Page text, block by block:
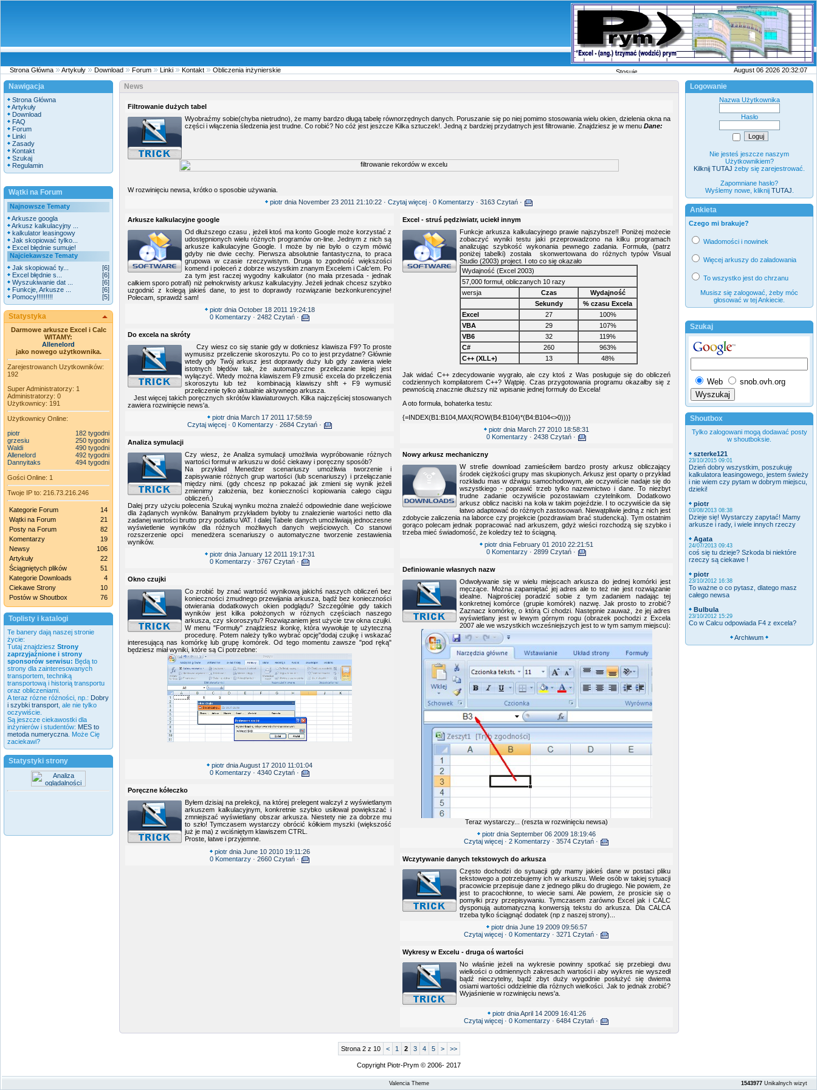
Strona Główna Artykuły Download Forum Linki Kontakt Obliczenia inżynierskie Stosujemy pliki cookies August 06 2026 20:32:07
Nawigacja
Strona Główna
Artykuły
Download
FAQ
Forum
Linki
Zasady
Kontakt
Szukaj
Regulamin
Wątki na Forum
Najnowsze Tematy
Arkusze googla
Arkusz kalkulacyjny ...
kalkulator leasingowy
Jak skopiować tylko...
Excel błędnie sumuje!
Najciekawsze Tematy
Jak skopiować ty...
[6]
Excel błędnie s...
[6]
Wyszukiwanie dat ...
[6]
Funkcje, Arkusze ...
[6]
Pomocy!!!!!!!!!
[5]
Statystyka
Darmowe arkusze Excel i Calc
WITAMY:
Allenelord
jako nowego użytkownika.
Zarejestrowanch Uzytkowników:
192
Super Administratorzy: 1
Administratorzy: 0
Użytkownicy: 191
Użytkownicy Online:
piotr
182 tygodni
grzesiu
250 tygodni
Waldi
490 tygodni
Allenelord
492 tygodni
Dannyitaks
494 tygodni
Gości Online: 1
Twoje IP to: 216.73.216.246
Kategorie Forum
14
Wątki na Forum
21
Posty na Forum
82
Komentarzy
19
Newsy
106
Artykuły
22
Ściągniętych plików
51
Kategorie Downloads
4
Ciekawe Strony
10
Postów w Shoutbox
76
Toplisty i katalogi
Te banery dają naszej stronie
życie:
Tutaj znajdziesz Strony
zaprzyjaźnione i strony
sponsorów serwisu: Będą to
strony dla zainteresowanych
transportem, techniką
transportową i historią transportu
oraz obliczeniami.
A teraz rózne różności, np.: Dobry
i szybki transport , ale nie tylko
oczywiście.
Są jeszcze ciekawostki dla
inżynierów i studentów: MES to
metoda numeryczna . Może Cię
zaciekawi?
Statystyki strony
News
Filtrowanie dużych tabel
Wyobraźmy sobie(chyba nietrudno), że mamy bardzo długą tabelę równorzędnych danych. Poruszanie się po niej pomimo stosowania wielu okien, dzielenia okna na
części i włączenia śledzenia jest trudne. Co robić? No cóż jest jeszcze Kilka sztuczek!. Jedną z bardziej przydatnych jest filtrowanie. Znajdziesz je w menu Dane:
W rozwinięciu newsa, krótko o sposobie używania.
piotr dnia November 23 2011 21:10:22 · Czytaj więcej · 0 Komentarzy · 3163 Czytań ·
Arkusze kalkulacyjne google
Od dłuższego czasu , jeżeli ktoś ma konto Google może korzystać z
udostępnionych wielu różnych programów on-line. Jednym z nich są
arkusze kalkulacyjne Google. I może by nie było o czym mówić
gdyby nie dwie cechy. Pierwsza absolutnie fantastyczna, to praca
grupowa w czasie rzeczywistym. Druga to zgodność większości
komend i poleceń z dobrze wszystkim znanym Excelem i Calc'em. Po
za tym jest raczej wygodny kalkulator (no mała przesada - jednak
całkiem sporo potrafi) niż pełnokrwisty arkusz kalkulacyjny. Jeżeli jednak chcesz szybko
uzgodnić z kolegą jakieś dane, to jest to doprawdy rozwiązanie bezkonkurencyjne!
Polecam, sprawdź sam!
piotrdnia October 18 2011 19:24:18
0 Komentarzy· 2482 Czytań ·
Do excela na skróty
Czy wiesz co się stanie gdy w dotkniesz klawisza F9? To proste
wymusisz przeliczenie skoroszytu. Po co to jest przydatne? Głównie
wtedy gdy Twój arkusz jest doprawdy duży lub gdy zawiera wiele
istotnych błędów tak, że automatyczne przeliczanie lepiej jest
wyłączyć. Wtedy można klawiszem F9 zmusić excela do przeliczenia
skoroszytu lub też kombinacją klawiszy shft + F9 wymusić
przeliczenie tylko aktualnie aktywnego arkusza.
Jest więcej takich poręcznych skrótów klawiaturowych. Kilka najczęściej stosowanych
zawiera rozwinięcie news'a.
piotr dnia March 17 2011 17:58:59
Czytaj więcej· 0 Komentarzy· 2684 Czytań ·
Analiza symulacji
Czy wiesz, że Analiza symulacji umożliwia wypróbowanie różnych
wartości formuł w arkuszu w dość ciekawy i poręczny sposób?
Na przykład Menedżer scenariuszy umożliwia tworzenie i
zapisywanie różnych grup wartości (lub scenariuszy) i przełączanie
między nimi. (gdy chcesz np pokazać jak zmieni się wynik jeżeli
zmienimy założenia, bez konieczności kopiowania całego ciągu
obliczeń.)
Dalej przy użyciu polecenia Szukaj wyniku można znaleźć odpowiednie dane wejściowe
dla żądanych wyników. Banalnym przykładem byłoby tu znalezienie wartości netto dla
zadanej wartości brutto przy podatku VAT. I dalej Tabele danych umożliwiają jednoczesne
wyświetlenie wyników dla różnych możliwych danych wejściowych. Co stanowi
rozszerzenie opci menedżera scenariuszy o automatyczne tworzenie zestawienia
wyników.
piotrdnia January 12 2011 19:17:31
0 Komentarzy· 3767 Czytań ·
Okno czujki
Co zrobić by znać wartość wynikową jakichś naszych obliczeń bez
konieczności żmudnego przewijania arkusza, bądź bez konieczności
otwierania dodatkowych okien podglądu? Szczególnie gdy takich
wyników jest kilka położonych w różnych częściach naszego
arkusza, czy skoroszytu? Rozwiązaniem jest użycie tzw okna czujki.
W menu "Formuły" znajdziesz ikonkę, która wywołuje tę użyteczną
procedurę. Potem należy tylko wybrać opcję"dodaj czujkę i wskazać
interesującą nas komórkę lub grupę komórek. Od tego momentu zawsze "pod ręką"
będziesz miał wyniki, które są Ci potrzebne:
piotr dnia August 17 2010 11:01:04
0 Komentarzy· 4340 Czytań ·
Poręczne kółeczko
Byłem dzisiaj na prelekcji, na której prelegent walczył z wyświetlanym
arkuszem kalkulacyjnym, konkretnie szybko usiłował powiększać i
zmniejszać wyświetlany obszar arkusza. Niestety nie za dobrze mu
to szło! Tymczasem wystarczy obrócić kółkiem myszki (większość
już je ma) z wciśniętym klawiszem CTRL.
Proste, łatwe i przyjemne.
piotrdnia June 10 2010 19:11:26
0 Komentarzy· 2660 Czytań ·
Excel - struś pędziwiatr, uciekł innym
Funkcje arkusza kalkulacyjnego prawie najszybsze!! Poniżej możecie
zobaczyć wyniki testu jaki przeprowadzono na kilku programach
analizując szybkość wykonania pewnego zadania. Formuła, (patrz
poniżej tabelki) została skonwertowana do różnych typów Visual
Studio (2003) project. I oto co się okazało
Wydajność (Excel 2003)
57,000 formuł, obliczanych 10 razy
wersja
Czas
Wydajność
Sekundy
% czasu Excela
Excel
27
100%
VBA
29
107%
VB6
32
119%
C#
260
963%
C++ (XLL+)
13 48%
Jak widać C++ zdecydowanie wygrało, ale czy ktoś z Was posługuje się do obliczeń
codziennych kompilatorem C++? Wątpię. Czas przygotowania programu okazałby się z
pewnością znacznie dłuższy niż wpisanie jednej formuły do Excela!
A oto formuła, bohaterka testu:
{=INDEX(B1:B104,MAX(ROW(B4:B104)*(B4:B104<>0)))}
piotr dnia March 27 2010 18:58:31
0 Komentarzy · 2438 Czytań ·
Nowy arkusz mechaniczny
W strefie download zamieściłem bardzo prosty arkusz obliczający
środek ciężkości grupy mas skupionych. Arkusz jest oparty o przykład
rozkładu mas w dźwigu samochodowym, ale oczywiście nadaje się do
wszystkiego - poprawić trzeb tylko nazewnictwo i dane. To niezbyt
trudne zadanie oczywiście pozostawiam czytelnikom. Dodatkowo
arkusz oblicz naciski na koła w takim pojeździe. I to oczywiście da się
łatwo adaptować do różnych zastosowań. Niewątpliwie jedną z nich jest
zdobycie zaliczenia na laborce czy projekcie (pozdrawiam brać studencką). Tym ostatnim
gorąco polecam jednak popracować nad arkuszem, gdyż wieści rozchodzą się szybko i
trzeba mieć świadomość, że koledzy też to ściągną.
piotr dnia February 01 2010 22:21:51
0 Komentarzy · 2899 Czytań ·
Definiowanie własnych nazw
Odwoływanie się w wielu miejscach arkusza do jednej komórki jest
męczące. Można zapamiętać jej adres ale to też nie jest rozwiązanie
idealne. Najprościej poradzić sobie z tym zadaniem nadając tej
konkretnej komórce (grupie komórek) nazwę. Jak prosto to zrobić?
Zaznacz komórkę, o którą Ci chodzi. Następnie zauważ, że jej adres
wyświetlany jest w lewym górnym rogu (obrazek pochodzi z Excela
2007 ale we wszystkich wcześniejszych jest to w tym samym miejscu):
Teraz wystarczy... (reszta w rozwinięciu newsa)
piotr dnia September 06 2009 18:19:46
Czytaj więcej · 2 Komentarzy · 3574 Czytań ·
Wczytywanie danych tekstowych do arkusza
Często dochodzi do sytuacji gdy mamy jakieś dane w postaci pliku
tekstowego a potrzebujemy ich w arkuszu. Wiele osób w takiej sytuacji
pracowicie przepisuje dane z jednego pliku do drugiego. Nie powiem, że
jest to pracochłonne, to wiecie sami. Ale powiem, że prosicie się o
pomyłki przy przepisywaniu. Tymczasem zarówno Excel jak i CALC
dysponują automatyczną konwersją tekstu do arkusza. Dla CALCA
trzeba tylko ściągnąć dodatek (np z naszej strony)...
piotrdnia June 19 2009 09:56:57
Czytaj więcej · 0 Komentarzy · 3271 Czytań ·
Wykresy w Excelu - druga oś wartości
No właśnie jeżeli na wykresie powinny spotkać się przebiegi dwu
wielkości o odmiennych zakresach wartości i aby wykres nie wyszedł
bądź nieczytelny, bądź zbyt duży wygodnie posłużyć się dwiema
osiami wartości oddzielnie dla różnych wielkości. Jak to jednak zrobić?
Wyjaśnienie w rozwinięciu news'a.
piotrdnia April 14 2009 16:41:26
Czytaj więcej · 0 Komentarzy · 6484 Czytań ·
Strona 2 z 10 < 1 2 3 4 5 > >>
Logowanie
Nazwa Użytkownika
Hasło
Nie jesteś jeszcze naszym
Użytkownikiem?
Kilknij TUTAJ żeby się zarejestrować.
Zapomniane hasło?
Wyślemy nowe, kliknij TUTAJ
Ankieta
Czego mi brakuje?
Wiadomości i nowinek
Więcej arkuszy do załadowania
To wszystko jest do chrzanu
Musisz się zalogować, żeby móc
głosować w tej Ankiecie.
Szukaj
Web snob.ovh.org
Shoutbox
Tylko zalogowani mogą dodawać posty
w shoutboksie.
szterke121
23/10/2015 09:01
Dzień dobry wszystkim, poszukuję
kalkulatora leasingowego, jestem świeży
i nie wiem czy pytam w dobrym miejscu,
dzieki!
piotr
03/08/2013 08:38
Dzieje się! Wystarczy zapytać! Mamy
arkusze i rady, i wiele innych rzeczy
Agata
24/07/2013 09:43
coś się tu dzieje? Szkoda bi niektóre
rzeczy są ciekawe !
piotr
23/10/2012 16:38
To ważne o co pytasz, dlatego masz
całego newsa
Bulbula
23/10/2012 15:29
Co w Calcu odpowiada F4 z excela?
Archiwum
Copyright Piotr-Prym © 2006- 2017
Valencia Theme 1543977 Unikalnych wizyt